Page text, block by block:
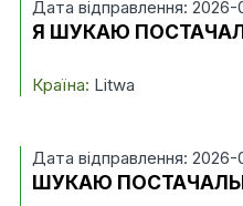
Дата відправлення: 2026-
Я ШУКАЮ
Країна: Litwa
Дата відправлення: 2026-
ШУКАЮ